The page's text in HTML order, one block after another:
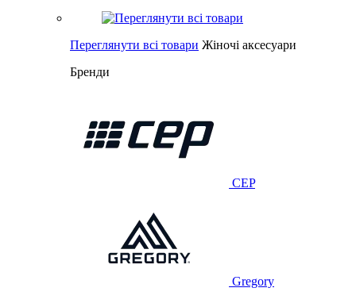
Переглянути всі товари Жіночі аксесуари
Бренди
CEP
Gregory